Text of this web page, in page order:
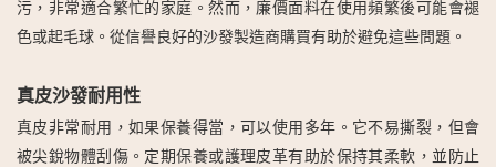
污，非常適合繁忙的家庭。然而，廉價面料在使用頻繁後可能會褪
色或起毛球。從信譽良好的沙發製造商購買有助於避免這些問題。
真皮沙發耐用性
真皮非常耐用，如果保養得當，可以使用多年。它不易撕裂，但會
被尖銳物體刮傷。定期保養或護理皮革有助於保持其柔軟，並防止